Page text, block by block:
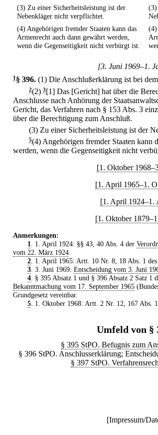
(3) Zu einer Sicherheitsleistung ist der
Nebenkläger nicht verpflichtet.
(3)
(4) Angehörigen fremder Staaten kann das
Armenrecht auch dann gewährt werden,
wenn die Gegenseitigkeit nicht verbürgt ist.
(4)
[3. Juni 1969–1.
1§ 396. (1) Die Anschlußerklärung ist bei
2(2) 3[1] Das [Gericht] hat über die
Anschlusse nach Anhörung der
Gericht, das Verfahren nach § 153 Abs. 3
über die Berechtigung zum Anschluß.
(3) Zu einer Sicherheitsleistung ist der
5(4) Angehörigen fremder Staaten kann
werden, wenn die Gegenseitigkeit nicht
[1. Oktober
[1. April 1965–1.
[1. April 1924–1.
[1. Oktober
Anmerkungen:
1
. 1. April 1924: §§ 43, 40 Abs. 4 der
vom 22. März 1924
2. 1. April 1965: Artt. 10 Nr. 8, 18 Abs. 1 des
3. 3. Juni 1969: Entscheidung vom 3. Juni
4. § 395 Absatz 1 und § 396 Absatz 2 Satz 1
Bekanntmachung vom 17. September 1965
Grundgesetz vereinbar.
5. 1. Oktober 1968: Artt. 2 Nr. 12, 167 Abs.
Umfeld von §
§ 395 StPO. Befugnis zum
§ 396 StPO. Anschlusserklärung;
§ 397 StPO.
[Impressum/